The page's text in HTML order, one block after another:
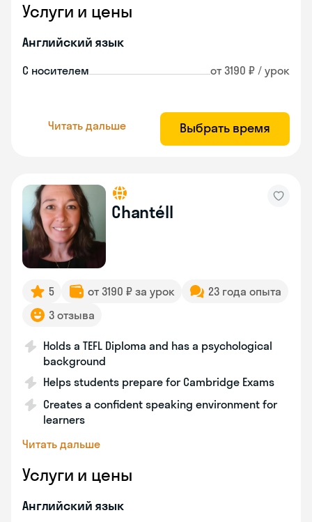
Услуги и цены
Английский язык
С носителем от 3190 ₽ / урок
Читать дальше Выбрать время
Chantéll
5 от 3190 ₽ за урок
23 года опыта
3 отзыва
Holds a TEFL Diploma and has a psychological
background
Helps students prepare for Cambridge Exams
Creates a confident speaking environment for
learners
Читать дальше
Услуги и цены
Английский язык